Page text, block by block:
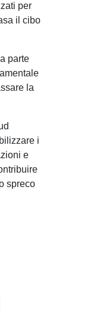
per
il cibo
parte
la
i
e
spreco